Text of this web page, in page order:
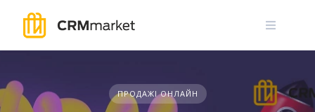
content
ПРОДАЖІ ОНЛАЙН